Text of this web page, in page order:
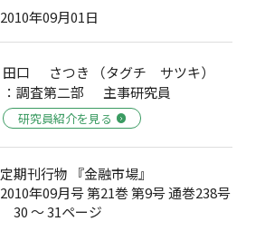
2010年09月01日
田口 さつき （タグチ サツキ）
：調査第二部 主事研究員
研究員紹介を見る
定期刊行物 『金融市場』
2010年09月号 第21巻 第9号 通巻238号
30 ～ 31ページ